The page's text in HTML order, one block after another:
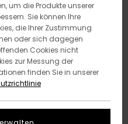
um die Produkte unserer
Sie können Ihre
die Ihrer Zustimmung
oder sich dagegen
Cookies nicht
zur Messung der
finden Sie in unserer